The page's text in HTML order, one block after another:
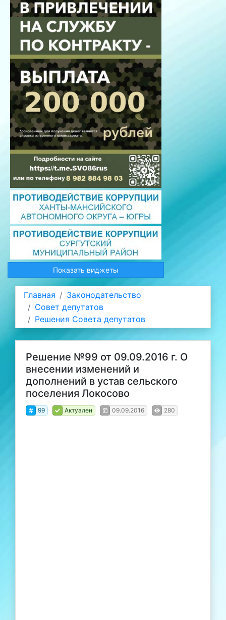
Показать виджеты
Главная
Законодательство
Совет депутатов
Решения Совета депутатов
Решение №99 от 09.09.2016 г. О
внесении изменений и
дополнений в устав сельского
поселения Локосово
99 Актуален 09.09.2016 280